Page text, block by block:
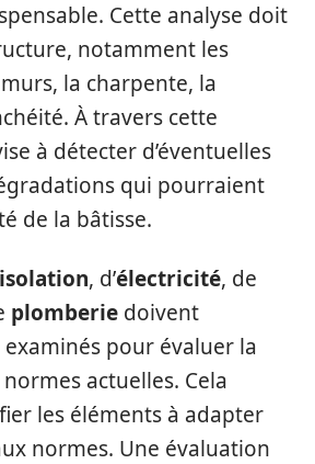
Cette analyse doit
notamment les
la charpente, la
À travers cette
à détecter d’éventuelles
qui pourraient
de la bâtisse.
isolation, d’électricité, de
plomberie doivent
pour évaluer la
actuelles. Cela
les éléments à adapter
normes. Une évaluation